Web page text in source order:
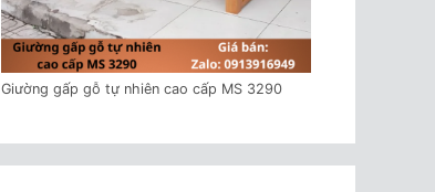
Giường gấp gỗ tự nhiên cao cấp MS 3290